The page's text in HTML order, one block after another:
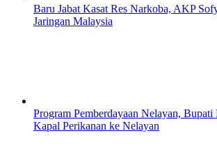
Baru Jabat Kasat Res Narkoba, AKP
Jaringan Malaysia
Program Pemberdayaan Nelayan, Bupati
Kapal Perikanan ke Nelayan